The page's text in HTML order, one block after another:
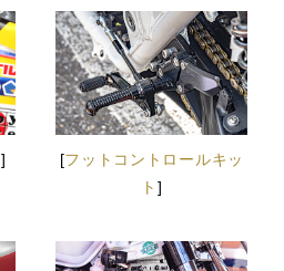
] [フットコントロールキッ
ト ]